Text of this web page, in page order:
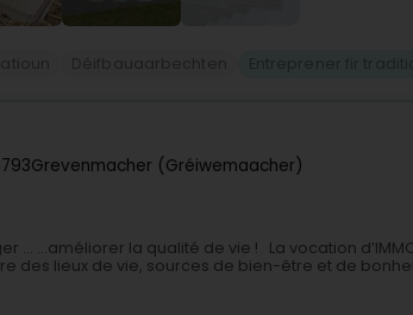
Grevenmacher (Gréiwemaacher)
... ...améliorer la qualité de vie ! La vocation
des lieux de vie, sources de bien-être et de